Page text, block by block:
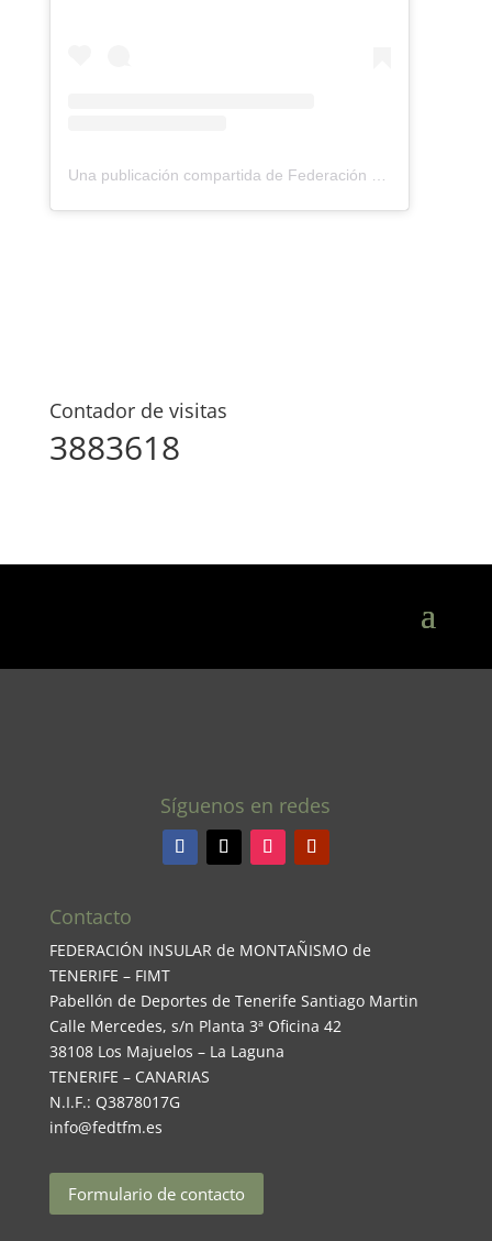
Una publicación compartida de Federación Montañismo Tenerife (@federacion_montanismo_tenerife)
Contador de visitas
3883618
Síguenos en redes
Contacto
FEDERACIÓN INSULAR de MONTAÑISMO de
TENERIFE – FIMT
Pabellón de Deportes de Tenerife Santiago Martin
Calle Mercedes, s/n Planta 3ª Oficina 42
38108 Los Majuelos – La Laguna
TENERIFE – CANARIAS
N.I.F.: Q3878017G
info@fedtfm.es
Formulario de contacto